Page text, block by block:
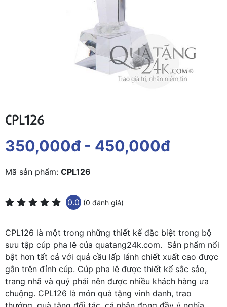
CPL126
350,000đ - 450,000đ
Mã sản phẩm: CPL126
0.0 (0 đánh giá)
CPL126 là một trong những thiết kế đặc biệt trong bộ
sưu tập cúp pha lê của quatang24k.com. Sản phẩm nổi
bật hơn tất cả với quả cầu lấp lánh chiết xuất cao được
gắn trên đỉnh cúp. Cúp pha lê được thiết kế sắc sảo,
trang nhã và quý phái nên được nhiều khách hàng ưa
chuộng. CPL126 là món quà tặng vinh danh, trao